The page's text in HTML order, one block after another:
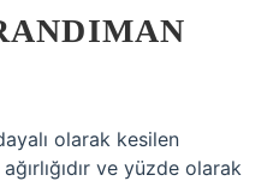
olarak kesilen
ve yüzde olarak